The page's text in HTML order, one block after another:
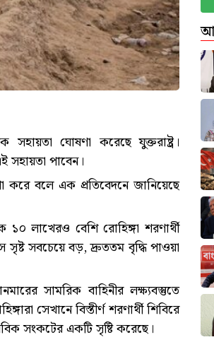
সহায়তা ঘোষণা করেছে যুক্তরাষ্ট্র।
সহায়তা পাবেন।
করে বলে এক প্রতিবেদনে জানিয়েছে
লাখেরও বেশি রোহিঙ্গা শরণার্থী
সৃষ্ট সবচেয়ে বড়, দ্রুততম বৃদ্ধি পাওয়া
সামরিক বাহিনীর লক্ষ্যবস্তুতে
সেখানে বিস্তীর্ণ শরণার্থী শিবিরে
সংকটের একটি সৃষ্টি করেছে।